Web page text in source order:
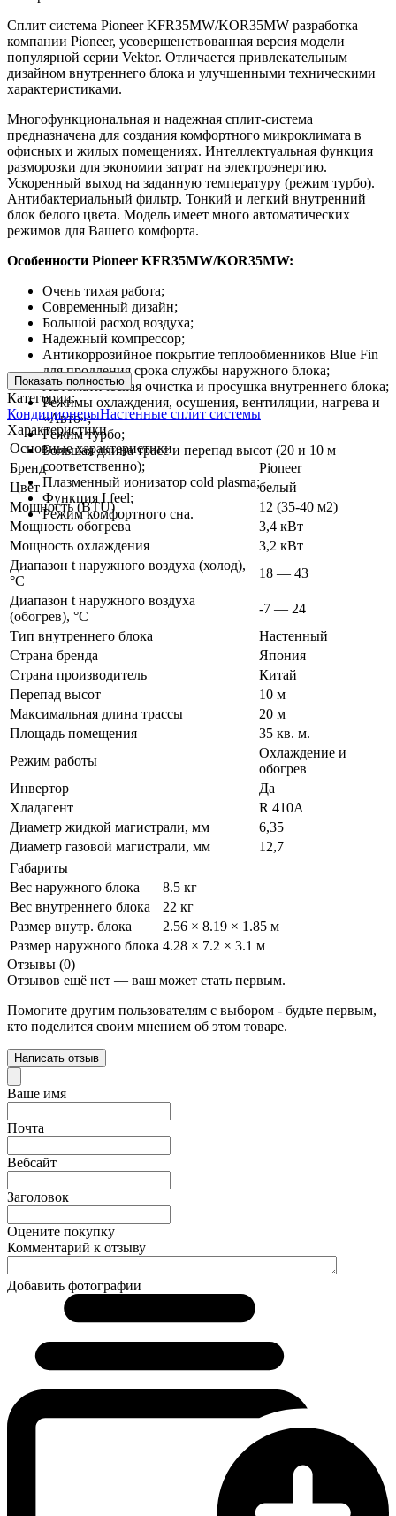
Сплит система Pioneer KFR35MW/KOR35MW разработка
компании Pioneer, усовершенствованная версия модели
популярной серии Vektor. Отличается привлекательным
дизайном внутреннего блока и улучшенными техническими
характеристиками.
Многофункциональная и надежная сплит-система
предназначена для создания комфортного микроклимата в
офисных и жилых помещениях. Интеллектуальная функция
разморозки для экономии затрат на электроэнергию.
Ускоренный выход на заданную температуру (режим турбо).
Антибактериальный фильтр. Тонкий и легкий внутренний
блок белого цвета. Модель имеет много автоматических
режимов для Вашего комфорта.
Особенности Pioneer KFR35MW/KOR35MW:
Очень тихая работа;
Современный дизайн;
Большой расход воздуха;
Надежный компрессор;
Антикоррозийное покрытие теплообменников Blue Fin
для продления срока службы наружного блока;
Автоматическая очистка и просушка внутреннего блока;
Режимы охлаждения, осушения, вентиляции, нагрева и
«Авто»;
Режим турбо;
Большая длина трасс и перепад высот (20 и 10 м
соответственно);
Плазменный ионизатор cold plasma;
Функция I feel;
Режим комфортного сна.
Показать полностью
Категории:
КондиционерыНастенные сплит системы
Характеристики
Основные характеристики
Бренд
Pioneer
Цвет
белый
Мощность (BTU)
12 (35-40 м2)
Мощность обогрева
3,4 кВт
Мощность охлаждения
3,2 кВт
Диапазон t наружного воздуха (холод),
°C
18 — 43
Диапазон t наружного воздуха
(обогрев), °C
-7 — 24
Тип внутреннего блока
Настенный
Страна бренда
Япония
Страна производитель
Китай
Перепад высот
10 м
Максимальная длина трассы
20 м
Площадь помещения
35 кв. м.
Режим работы
Охлаждение и
обогрев
Инвертор
Да
Хладагент
R 410A
Диаметр жидкой магистрали, мм
6,35
Диаметр газовой магистрали, мм
12,7
Габариты
Вес наружного блока
8.5 кг
Вес внутреннего блока
22 кг
Размер внутр. блока
2.56 × 8.19 × 1.85 м
Размер наружного блока 4.28 × 7.2 × 3.1 м
Отзывы (0)
Отзывов ещё нет — ваш может стать первым.
Помогите другим пользователям с выбором - будьте первым,
кто поделится своим мнением об этом товаре.
Написать отзыв
Ваше имя
Почта
Вебсайт
Заголовок
Оцените покупку
Комментарий к отзыву
Добавить фотографии